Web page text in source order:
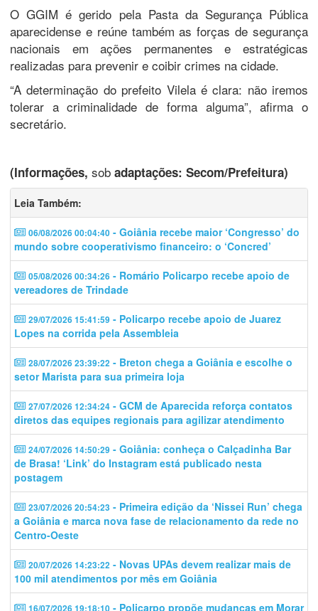
O GGIM é gerido pela Pasta da Segurança Pública
aparecidense e reúne também as forças de segurança
nacionais em ações permanentes e estratégicas
realizadas para prevenir e coibir crimes na cidade.
“A determinação do prefeito Vilela é clara: não iremos
tolerar a criminalidade de forma alguma”, afirma o
secretário.
(Informações, sob adaptações: Secom/Prefeitura)
Leia Também:
06/08/2026 00:04:40 - Goiânia recebe maior ‘Congresso’ do
mundo sobre cooperativismo financeiro: o ‘Concred’
05/08/2026 00:34:26 - Romário Policarpo recebe apoio de
vereadores de Trindade
29/07/2026 15:41:59 - Policarpo recebe apoio de Juarez
Lopes na corrida pela Assembleia
28/07/2026 23:39:22 - Breton chega a Goiânia e escolhe o
setor Marista para sua primeira loja
27/07/2026 12:34:24 - GCM de Aparecida reforça contatos
diretos das equipes regionais para agilizar atendimento
24/07/2026 14:50:29 - Goiânia: conheça o Calçadinha Bar
de Brasa! ‘Link’ do Instagram está publicado nesta
postagem
23/07/2026 20:54:23 - Primeira edição da ‘Nissei Run’ chega
a Goiânia e marca nova fase de relacionamento da rede no
Centro-Oeste
20/07/2026 14:23:22 - Novas UPAs devem realizar mais de
100 mil atendimentos por mês em Goiânia
- Policarpo propõe mudanças em Morar